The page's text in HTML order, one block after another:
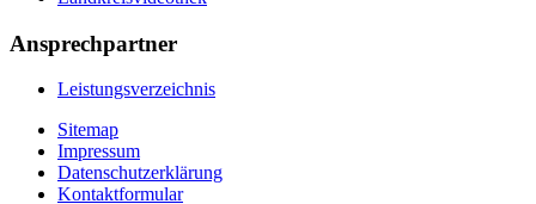
Ansprechpartner
Leistungsverzeichnis
Sitemap
Impressum
Datenschutzerklärung
Kontaktformular